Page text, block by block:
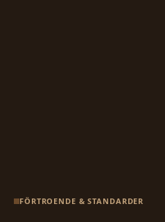
FÖRTROENDE & STANDARDER